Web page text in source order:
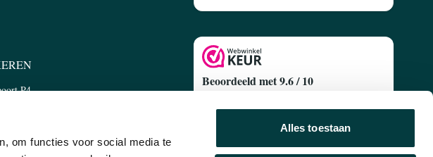
om functies voor social media te
Alles toestaan
P4
Beoordeeld met 9.6 / 10
Gebaseerd op627 Klantenreviews